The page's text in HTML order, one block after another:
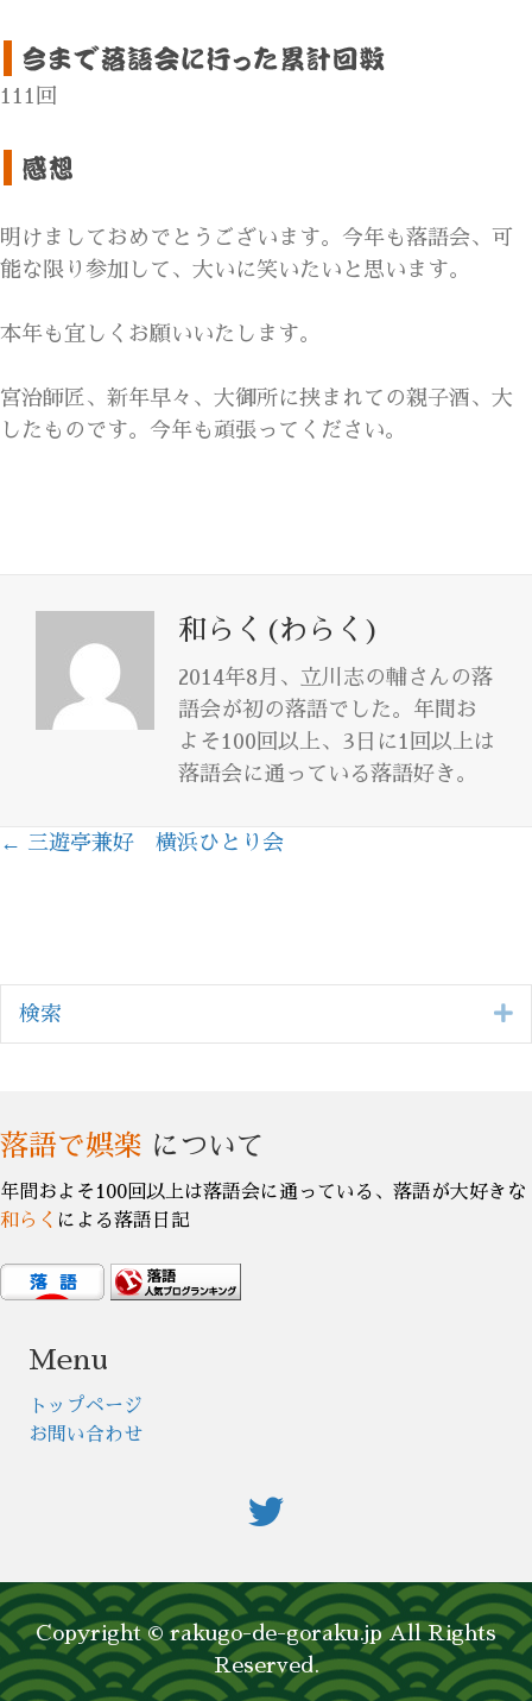
111回
明けましておめでとうございます。今年も落語会、可
能な限り参加して、大いに笑いたいと思います。
本年も宜しくお願いいたします。
宮治師匠、新年早々、大御所に挟まれての親子酒、大
したものです。今年も頑張ってください。
和らく(わらく)
2014年8月、立川志の輔さんの落
語会が初の落語でした。年間お
よそ100回以上、3日に1回以上は
落語会に通っている落語好き。
Posts
← 三遊亭兼好 横浜ひとり会
検索
落語で娯楽 について
年間およそ100回以上は落語会に通っている、落語が大好きな
和らく による落語日記
Menu
トップページ
お問い合わせ
Copyright © rakugo-de-goraku.jp All Rights
Reserved.